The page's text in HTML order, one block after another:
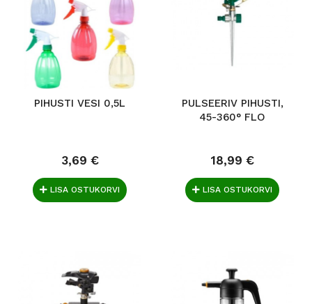
PIHUSTI VESI 0,5L
3,69 €
LISA OSTUKORVI
PULSEERIV PIHUSTI,
45-360° FLO
18,99 €
LISA OSTUKORVI